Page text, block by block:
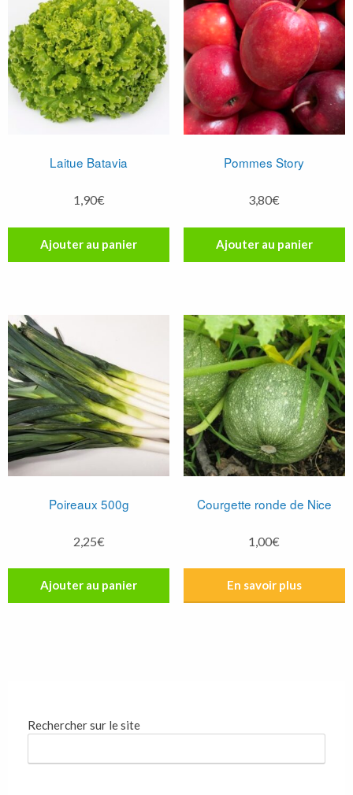
Laitue Batavia
1,90€
Ajouter au panier
Pommes Story
3,80€
Ajouter au panier
Poireaux 500g
2,25€
Ajouter au panier
Courgette ronde de Nice
1,00€
Rechercher sur le site